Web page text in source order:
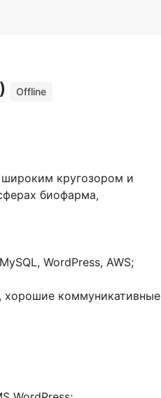
Offline
широким кругозором и
биофарма,
WordPress, AWS;
хорошие коммуникативные